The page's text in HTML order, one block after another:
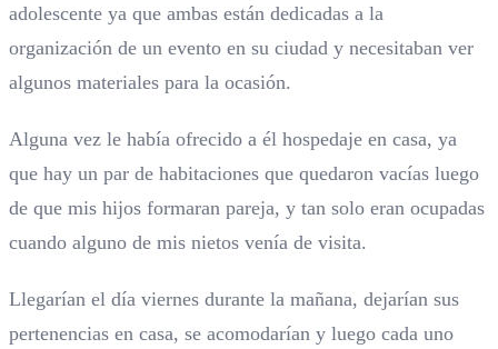
adolescente ya que ambas están dedicadas a la
organización de un evento en su ciudad y necesitaban ver
algunos materiales para la ocasión.
Alguna vez le había ofrecido a él hospedaje en casa, ya
que hay un par de habitaciones que quedaron vacías luego
de que mis hijos formaran pareja, y tan solo eran ocupadas
cuando alguno de mis nietos venía de visita.
Llegarían el día viernes durante la mañana, dejarían sus
pertenencias en casa, se acomodarían y luego cada uno